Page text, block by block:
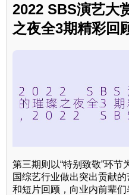
2022 SBS演艺大
之夜全3期精彩回
第三期则以“特别致敬”环
国综艺行业做出突出贡献
和短片回顾，向业内前辈